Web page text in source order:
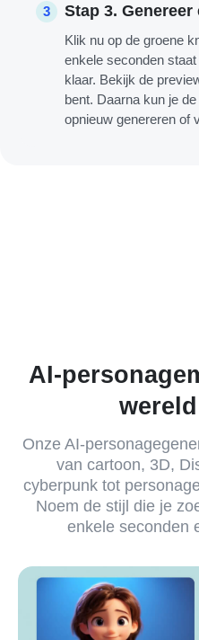
3 Stap 3.
Klik nu op de groene
enkele seconden
klaar. Bekijk de
bent. Daarna kun je
opnieuw genereren of
AI-
Onze AI-
van cartoon, 3D,
cyberpunk tot
Noem de stijl die je
enkele seconden